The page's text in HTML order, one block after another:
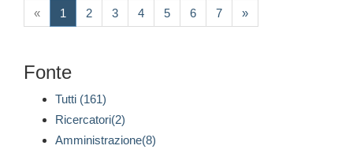
« 1 (current)
2 3 4 5 6 7 »
Fonte
Tutti (161)
Ricercatori(2)
Amministrazione(8)